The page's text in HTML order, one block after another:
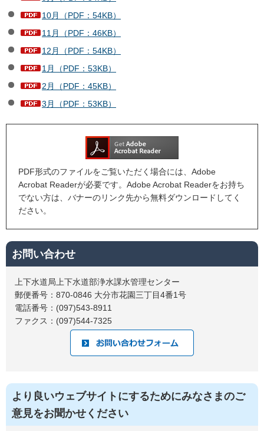
10月（PDF：54KB）
11月（PDF：46KB）
12月（PDF：54KB）
1月（PDF：53KB）
2月（PDF：45KB）
3月（PDF：53KB）
PDF形式のファイルをご覧いただく場合には、Adobe
Acrobat Readerが必要です。Adobe Acrobat Readerをお持ち
でない方は、バナーのリンク先から無料ダウンロードしてく
ださい。
お問い合わせ
上下水道局上下水道部浄水課水管理センター
郵便番号：870-0846 大分市花園三丁目4番1号
電話番号：(097)543-8911
ファクス：(097)544-7325
より良いウェブサイトにするためにみなさまのご
意見をお聞かせください